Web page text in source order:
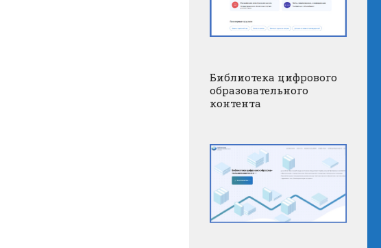
Библиотека цифрового
образовательного
контента